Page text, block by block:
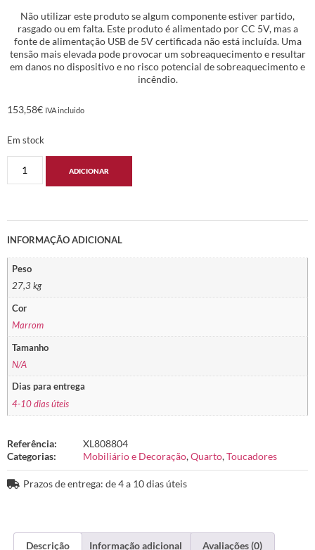
Não utilizar este produto se algum componente estiver partido,
rasgado ou em falta. Este produto é alimentado por CC 5V, mas a
fonte de alimentação USB de 5V certificada não está incluída. Uma
tensão mais elevada pode provocar um sobreaquecimento e resultar
em danos no dispositivo e no risco potencial de sobreaquecimento e
incêndio.
153,58€ IVA incluido
Em stock
ADICIONAR
INFORMAÇÃO ADICIONAL
Peso
27,3 kg
Cor
Marrom
Tamanho
N/A
Dias para entrega
4-10 dias úteis
Referência:
XL808804
Categorias:
Mobiliário e Decoração,Quarto,Toucadores
Prazos de entrega: de 4 a 10 dias úteis
Descrição Informação adicional Avaliações (0)